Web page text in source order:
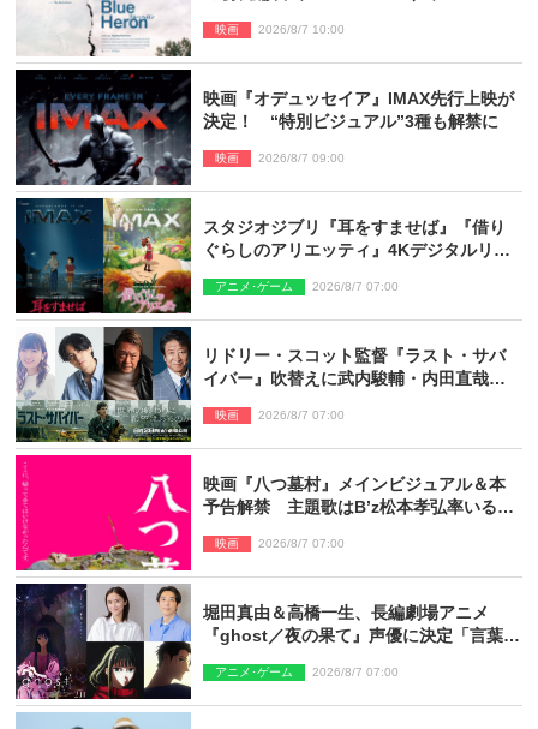
映画 2026/8/7 10:00
映画『オデュッセイア』IMAX先行上映が
決定！ “特別ビジュアル”3種も解禁に
映画 2026/8/7 09:00
スタジオジブリ『耳をすませば』『借り
ぐらしのアリエッティ』4Kデジタルリマ
アニメ･ゲーム 2026/8/7 07:00
リドリー・スコット監督『ラスト・サバ
イバー』吹替えに武内駿輔・内田直哉・
結！
映画 2026/8/7 07:00
映画『八つ墓村』メインビジュアル＆本
予告解禁 主題歌はB’z松本孝弘率いる
映画 2026/8/7 07:00
堀田真由＆高橋一生、長編劇場アニメ
『ghost／夜の果て』声優に決定「言葉に
た」
アニメ･ゲーム 2026/8/7 07:00